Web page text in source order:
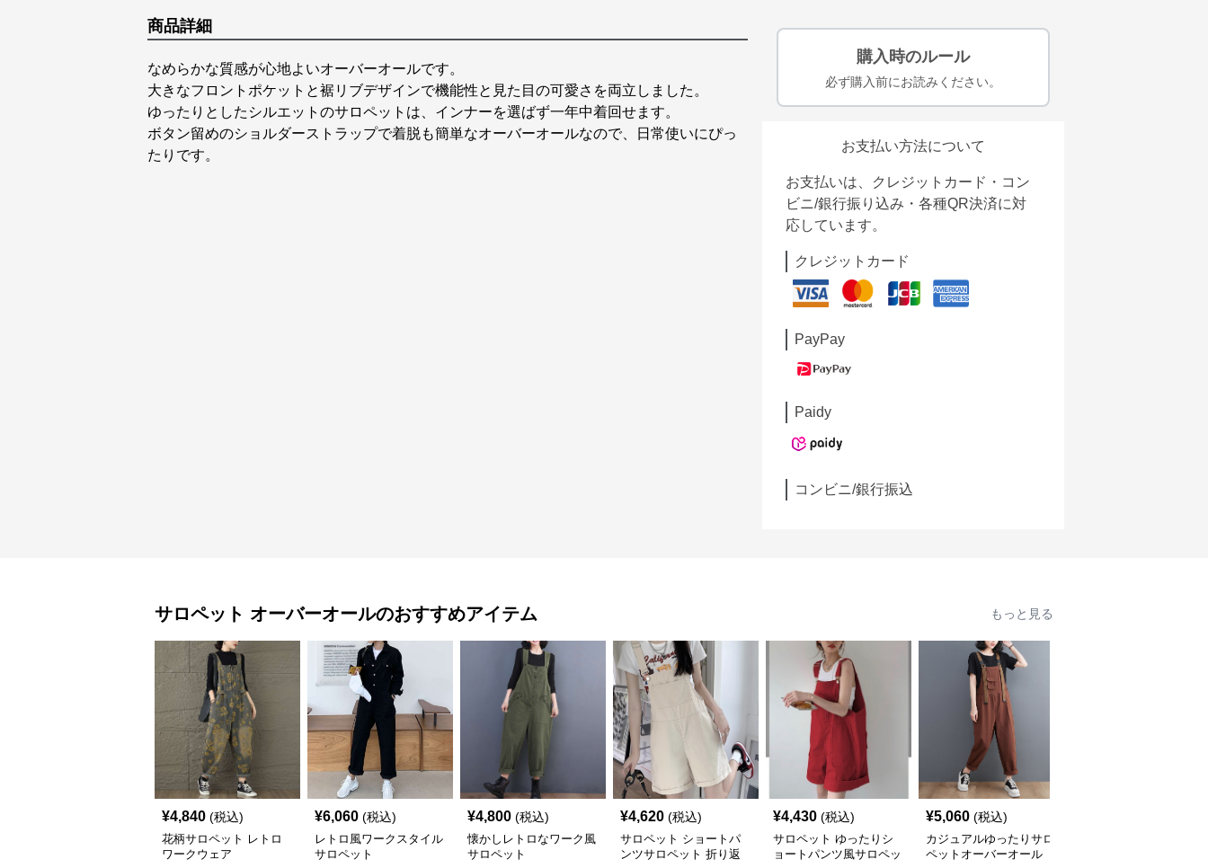
商品詳細
なめらかな質感が心地よいオーバーオールです。
大きなフロントポケットと裾リブデザインで機能性と見た目の可愛さを両立しました。
ゆったりとしたシルエットのサロペットは、インナーを選ばず一年中着回せます。
ボタン留めのショルダーストラップで着脱も簡単なオーバーオールなので、日常使いにぴっ
たりです。
購入時のルール
必ず購入前にお読みください。
お支払い方法について
お支払いは、クレジットカード・コン
ビニ/銀行振り込み・各種QR決済に対
応しています。
クレジットカード
PayPay
Paidy
コンビニ/銀行振込
サロペット オーバーオールのおすすめアイテム もっと見る
¥4,840 (税込)
花柄サロペット レトロ
ワークウェア
¥6,060 (税込)
レトロ風ワークスタイル
サロペット
¥4,800 (税込)
懐かしレトロなワーク風
サロペット
¥4,620 (税込)
サロペット ショートパ
ンツサロペット 折り返
¥4,430 (税込)
サロペット ゆったりシ
ョートパンツ風サロペッ
¥5,060 (税込)
カジュアルゆったりサロ
ペットオーバーオール